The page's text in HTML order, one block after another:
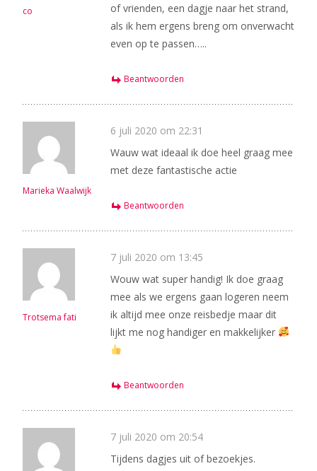
co
of vrienden, een dagje naar het strand,
als ik hem ergens breng om onverwacht
even op te passen…..
Beantwoorden
Marieka Waalwijk
6 juli 2020 om 22:31
Wauw wat ideaal ik doe heel graag mee
met deze fantastische actie
Beantwoorden
Trotsema fati
7 juli 2020 om 13:45
Wouw wat super handig! Ik doe graag
mee als we ergens gaan logeren neem
ik altijd mee onze reisbedje maar dit
lijkt me nog handiger en makkelijker
Beantwoorden
7 juli 2020 om 20:54
Tijdens dagjes uit of bezoekjes.